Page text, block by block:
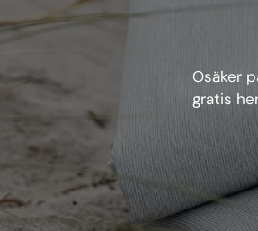
Osäker
gratis